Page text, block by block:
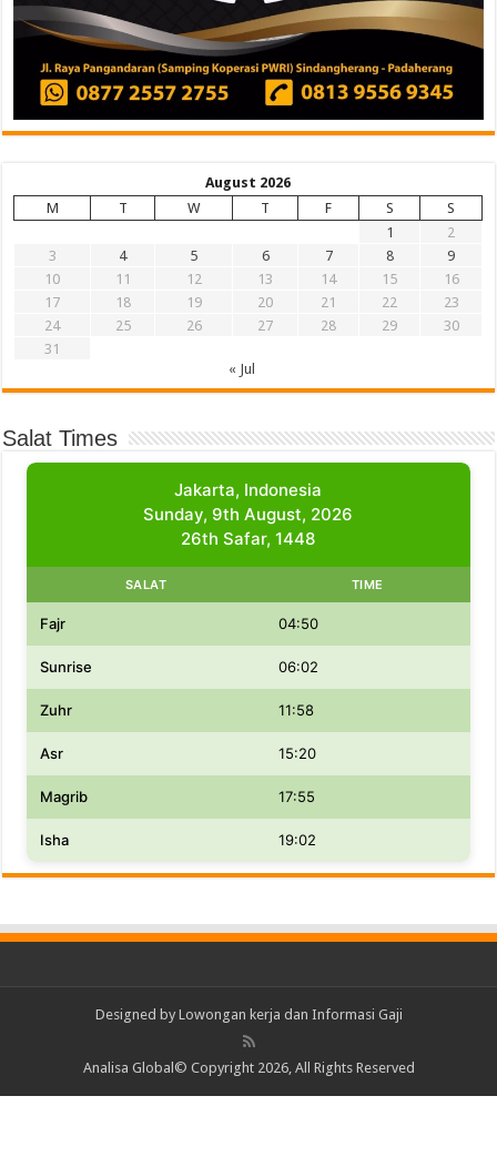
August 2026
M
T W T F S
S
1
2
3
4 5 6 7 8
9
10
11 12 13 14 15
16
17
18 19 20 21 22
23
24
25 26 27 28 29
30
31
« Jul
Salat Times
Jakarta, Indonesia
Sunday, 9th August, 2026
26th Safar, 1448
SALAT TIME
Fajr 04:50
Sunrise 06:02
Zuhr 11:58
Asr 15:20
Magrib 17:55
Isha 19:02
Designed by Lowongan kerja dan Informasi Gaji
Analisa Global© Copyright 2026, All Rights Reserved